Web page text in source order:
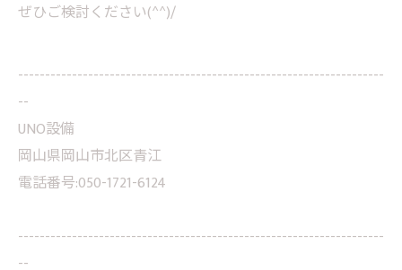
ぜひご検討ください(^^)/
--------------------------------------------------------------------
--
UNO設備
岡山県岡山市北区青江
電話番号:050-1721-6124
--------------------------------------------------------------------
--